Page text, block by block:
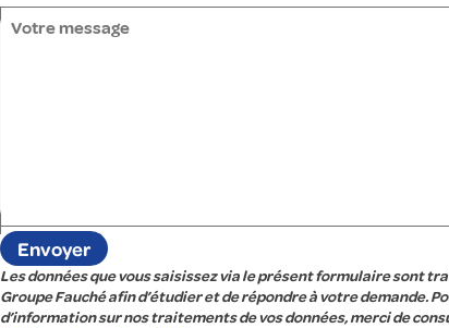
Les données que vous saisissez via le présent formulaire sont
Groupe Fauché afin d’étudier et de répondre à votre demande.
d’information sur nos traitements de vos données, merci de